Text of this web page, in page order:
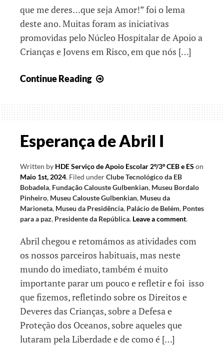
que me deres…que seja Amor!” foi o lema
deste ano. Muitas foram as iniciativas
promovidas pelo Núcleo Hospitalar de Apoio a
Crianças e Jovens em Risco, em que nós […]
Continue Reading
Abril
II
Esperança de Abril I
Written by HDE Serviço de Apoio Escolar 2º/3º CEB e ES on
Maio 1st, 2024. Filed underClube Tecnológico da EB
Bobadela, Fundação Calouste Gulbenkian, Museu Bordalo
Pinheiro, Museu Calouste Gulbenkian, Museu da
Marioneta, Museu da Presidência, Palácio de Belém, Pontes
para a paz, Presidente da República. Leave a comment.
Abril chegou e retomámos as atividades com
os nossos parceiros habituais, mas neste
mundo do imediato, também é muito
importante parar um pouco e refletir e foi isso
que fizemos, refletindo sobre os Direitos e
Deveres das Crianças, sobre a Defesa e
Proteção dos Oceanos, sobre aqueles que
lutaram pela Liberdade e de como é […]